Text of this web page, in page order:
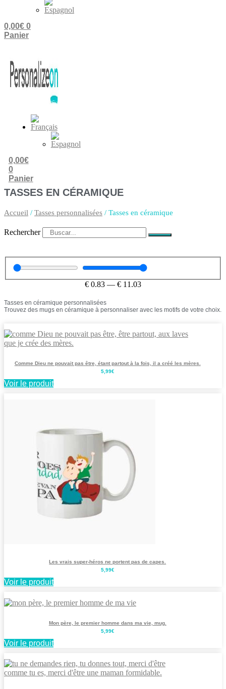
0,00€ 0
Panier
0,00€
0
Panier
TASSES EN CÉRAMIQUE
Accueil / Tasses personnalisées / Tasses en céramique
Rechercher
€ 0.83 — € 11.03
Tasses en céramique personnalisées
Trouvez des mugs en céramique à personnaliser avec les motifs de votre choix.
Comme Dieu ne pouvait pas être, étant partout à la fois, il a créé les mères.
5,99€
Voir le produit
Les vrais super-héros ne portent pas de capes.
5,99€
Voir le produit
Mon père, le premier homme dans ma vie, mug.
5,99€
Voir le produit